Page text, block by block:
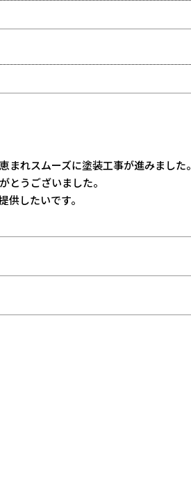
れスムーズに塗装工事が進みました。
とうございました。
したいです。